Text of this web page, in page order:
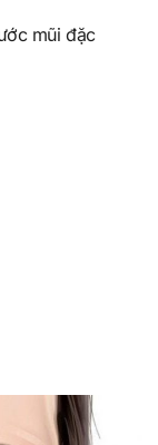
mũi đặc